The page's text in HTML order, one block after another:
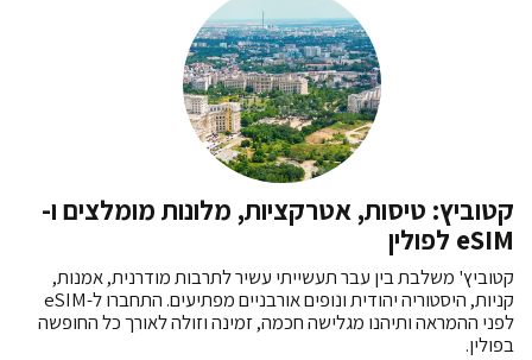
קטוביץ: טיסות, אטרקציות, מלונות מומלצים ו-
eSIM לפולין
קטוביץ' משלבת בין עבר תעשייתי עשיר לתרבות מודרנית, אמנות,
קניות, היסטוריה יהודית ונופים אורבניים מפתיעים. התחברו ל-eSIM
לפני ההמראה ותיהנו מגלישה חכמה, זמינה וזולה לאורך כל החופשה
בפולין.